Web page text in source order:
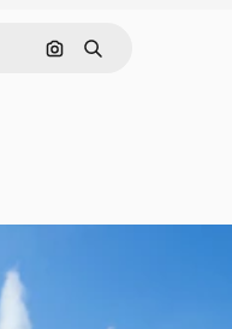
Поиск по изображению
Поиск